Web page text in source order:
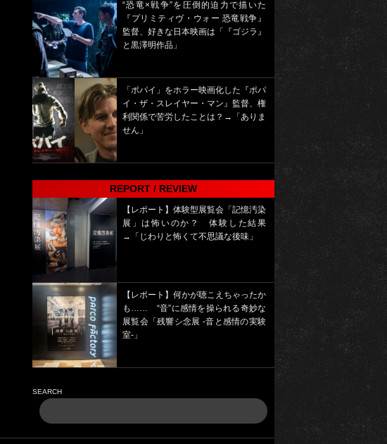
“恐竜×戦争”を圧倒的迫力で描いた
『プリミティヴ・ウォー 恐竜戦争』
監督、好きな日本映画は「『ゴジラ』
と黒澤明作品」
「ポパイ」をホラー映画化した『ポパ
イ・ザ・スレイヤー・マン』監督、権
利関係で苦労したことは？→「ありま
せん」
REPORT / REVIEW
【レポート】体験型展覧会「記憶汚染
展」は怖いのか？ 体験した結果
→「じわりと怖くて不思議な後味」
【レポート】何かが聴こえちゃったか
も…… “音”に感情を操られる奇妙な
展覧会「残響シ念展 -⾳と感情の実験
室-」
SEARCH